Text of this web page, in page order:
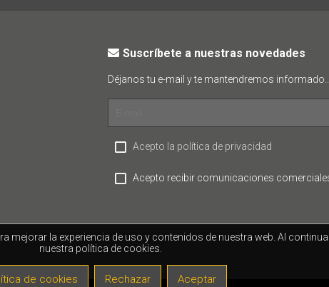
Suscríbete a nuestras novedades
Déjanos tu e-mail y te mantendremos informado...
Acepto la política de privacidad
Acepto recibir comunicaciones
la experiencia de uso y contenidos de nuestra web. Al
nuestra política de cookies.
de cookies Rechazar Aceptar